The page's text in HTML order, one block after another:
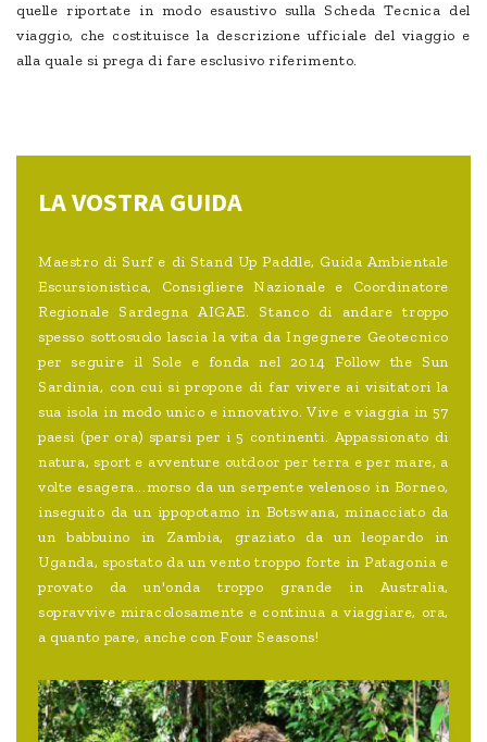
quelle riportate in modo esaustivo sulla Scheda Tecnica del
viaggio, che costituisce la descrizione ufficiale del viaggio e
alla quale si prega di fare esclusivo riferimento.
LA VOSTRA GUIDA
Maestro di Surf e di Stand Up Paddle, Guida Ambientale
Escursionistica, Consigliere Nazionale e Coordinatore
Regionale Sardegna AIGAE. Stanco di andare troppo
spesso sottosuolo lascia la vita da Ingegnere Geotecnico
per seguire il Sole e fonda nel 2014 Follow the Sun
Sardinia, con cui si propone di far vivere ai visitatori la
sua isola in modo unico e innovativo. Vive e viaggia in 57
paesi (per ora) sparsi per i 5 continenti. Appassionato di
natura, sport e avventure outdoor per terra e per mare, a
volte esagera...morso da un serpente velenoso in Borneo,
inseguito da un ippopotamo in Botswana, minacciato da
un babbuino in Zambia, graziato da un leopardo in
Uganda, spostato da un vento troppo forte in Patagonia e
provato da un'onda troppo grande in Australia,
sopravvive miracolosamente e continua a viaggiare, ora,
a quanto pare, anche con Four Seasons!